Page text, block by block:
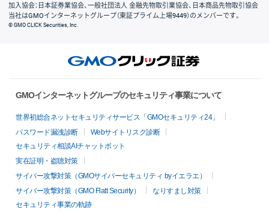
加入協会：日本証券業協会、一般社団法人 金融先物取引業協会、日本商品先物取引協会
当社はGMOインターネットグループ（東証プライム上場9449）のメンバーです。
© GMO CLICK Securities, Inc.
GMOインターネットグループのセキュリティ事業について
世界初総合ネットセキュリティサービス「GMOセキュリティ24」
パスワード漏洩診断
Webサイトリスク診断
セキュリティ相談AIチャットボット
実在証明・盗聴対策
サイバー攻撃対策（GMOサイバーセキュリティ byイエラエ）
サイバー攻撃対策（GMO Flatt Security）
なりすまし対策
セキュリティ事業の軌跡